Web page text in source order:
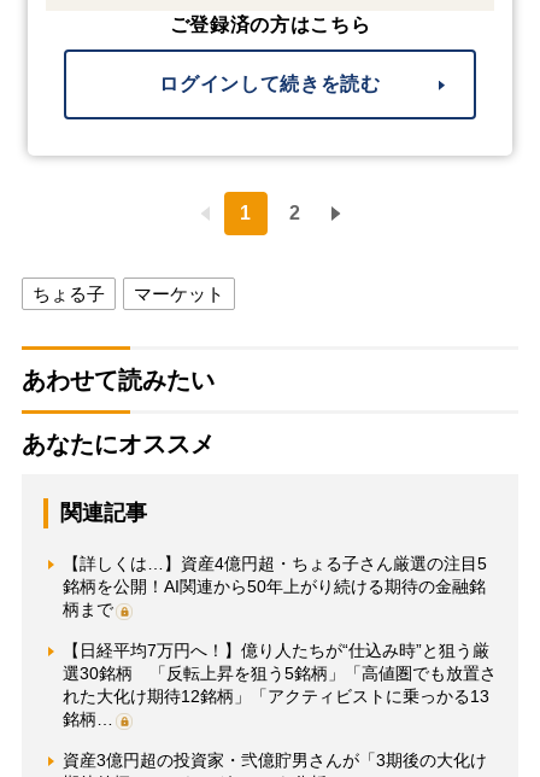
ご登録済の方はこちら
ログインして続きを読む
1 2
ちょる子 マーケット
あわせて読みたい
あなたにオススメ
関連記事
【詳しくは…】資産4億円超・ちょる子さん厳選の注目5
銘柄を公開！AI関連から50年上がり続ける期待の金融銘
柄まで
【日経平均7万円へ！】億り人たちが“仕込み時”と狙う厳
選30銘柄 「反転上昇を狙う5銘柄」「高値圏でも放置さ
れた大化け期待12銘柄」「アクティビストに乗っかる13
銘柄…
資産3億円超の投資家・弐億貯男さんが「3期後の大化け